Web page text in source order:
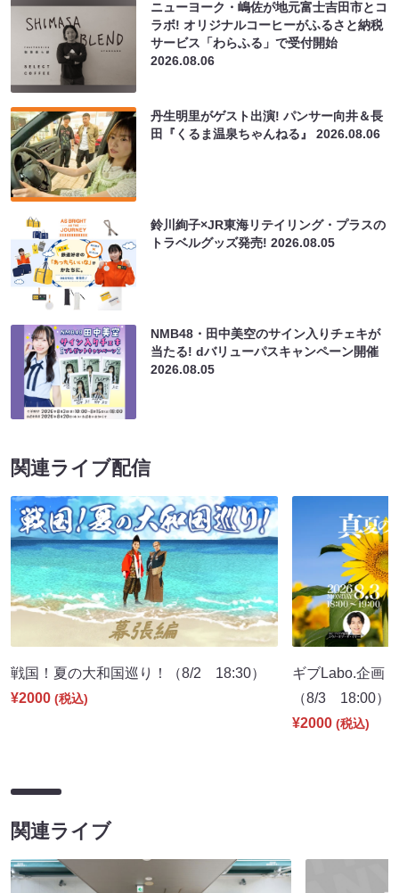
ニューヨーク・嶋佐が地元富士吉田市とコ
ラボ! オリジナルコーヒーがふるさと納税
サービス「わらふる」で受付開始
2026.08.06
丹生明里がゲスト出演! パンサー向井＆長
田『くるま温泉ちゃんねる』2026.08.06
鈴川絢子×JR東海リテイリング・プラスの
トラベルグッズ発売!2026.08.05
NMB48・田中美空のサイン入りチェキが
当たる! dバリューパスキャンペーン開催
2026.08.05
関連ライブ配信
戦国！夏の大和国巡り！（8/2 18:30）
¥2000 (税込)
ギブLabo.企画
（8/3 18:00）
¥2000 (税込)
関連ライブ